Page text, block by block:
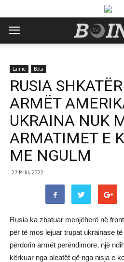
Lajme Bota
RUSIA
ARMËT
UKRAINA NUK
ARMATIMET E
ME NGULM
27 Prill, 2022
Rusia ka zbatuar menjëherë në
për të mos lejuar trupat ukrainase
përdorin armët perëndimore, një
kërkuar nga aleatët që nga nisja e